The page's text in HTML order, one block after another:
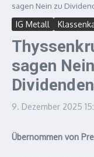
sagen Nein zu
IG Metall
sagen
9. Dezember 2025
Übernommen von